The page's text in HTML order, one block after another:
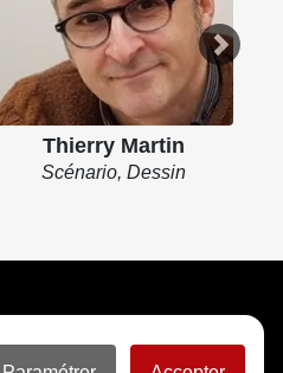
Thierry Martin
Scénario, Dessin